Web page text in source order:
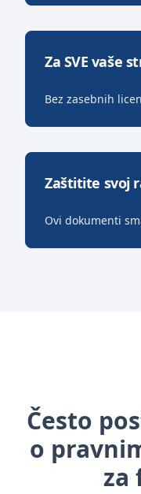
Za SVE vaše
Bez zasebnih
Zaštitite svoj
Ovi dokumenti
Često
o
za